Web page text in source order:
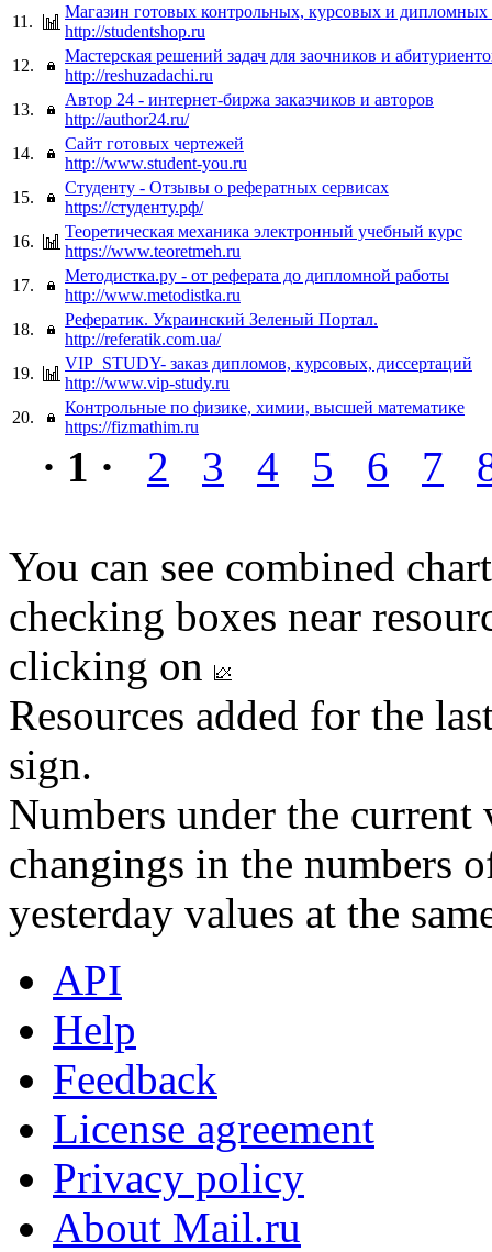
11.
Магазин готовых контрольных, курсовых и дипломных
http://studentshop.ru
12.
Мастерская решений задач для заочников и
http://reshuzadachi.ru
13.
Автор 24 - интернет-биржа заказчиков и авторов
http://author24.ru/
14.
Сайт готовых чертежей
http://www.student-you.ru
15.
Студенту - Отзывы о рефератных сервисах
https://студенту.рф/
16.
Теоретическая механика электронный учебный курс
https://www.teoretmeh.ru
17.
Методистка.ру - от реферата до дипломной работы
http://www.metodistka.ru
18.
Рефератик. Украинский Зеленый Портал.
http://referatik.com.ua/
19.
VIP_STUDY- заказ дипломов, курсовых, диссертаций
http://www.vip-study.ru
20.
Контрольные по физике, химии, высшей математике
https://fizmathim.ru
· 1 · 2 3 4 5 6 7
You can see combined
checking boxes near
clicking on
Resources added for the
sign.
Numbers under the
changings in the numbers
yesterday values at the
API
Help
Feedback
License agreement
Privacy policy
About Mail.ru